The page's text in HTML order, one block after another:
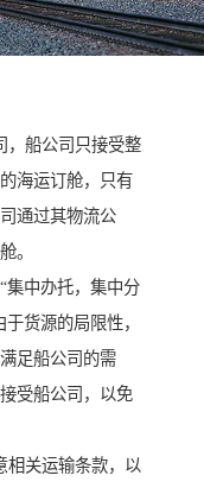
，船公司只接受整
海运订舱，只有
通过其物流公
。
集中办托，集中分
货源的局限性，
足船公司的需
受船公司，以免
相关运输条款，以